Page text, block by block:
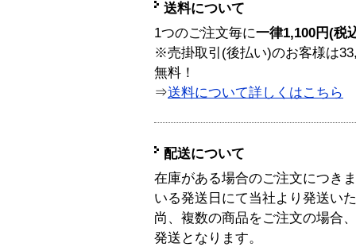
送料について
1つのご注文毎に一律1,100円(税
※売掛取引(後払い)のお客様は
無料！
⇒送料について詳しくはこちら
配送について
在庫がある場合のご注文につき
いる発送日にて当社より発送い
尚、複数の商品をご注文の場合
発送となります。